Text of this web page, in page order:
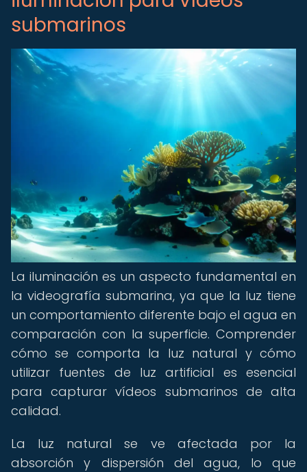
submarinos
La iluminación es un aspecto fundamental en
la videografía submarina, ya que la luz tiene
un comportamiento diferente bajo el agua en
comparación con la superficie. Comprender
cómo se comporta la luz natural y cómo
utilizar fuentes de luz artificial es esencial
para capturar vídeos submarinos de alta
calidad.
La luz natural se ve afectada por la
absorción y dispersión del agua, lo que